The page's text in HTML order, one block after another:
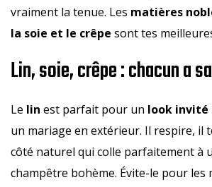
vraiment la tenue. Les matières
la soie et le crêpe sont tes
Lin, soie, crêpe : chacun a
Le lin est parfait pour un look invité
un mariage en extérieur. Il respire, il
côté naturel qui colle parfaitement à
champêtre bohème. Évite-le pour les